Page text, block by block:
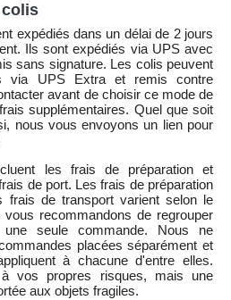
expédiés dans un délai de 2 jours
Ils sont expédiés via UPS avec
sans signature. Les colis peuvent
via UPS Extra et remis contre
avant de choisir ce mode de
supplémentaires. Quel que soit
nous vous envoyons un lien pour
les frais de préparation et
de port. Les frais de préparation
frais de transport varient selon le
recommandons de regrouper
seule commande. Nous ne
placées séparément et
à chacune d'entre elles.
vos propres risques, mais une
aux objets fragiles.